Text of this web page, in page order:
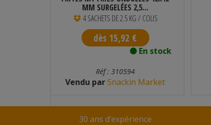
MM SURGELÉES 2,5...
4 SACHETS DE 2.5 KG / COLIS
dès 15,92 €
En stock
Réf : 310594
Vendu parSnackin Market
30 ans d’expérience